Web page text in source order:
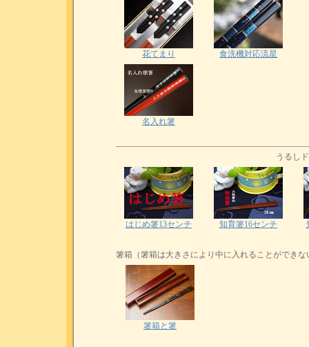
花てまり 食洗機対応流星
名入れ箸
うるし
はじめ箸13センチ 知育箸16センチ
箸箱（箸箱は大きさにより中に入れることができ
箸箱と箸